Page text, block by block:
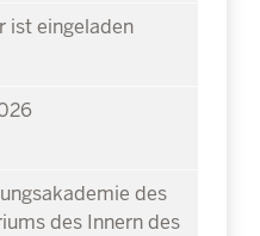
ist eingeladen
des
des Innern des